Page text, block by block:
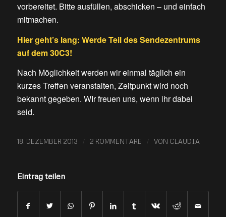
vorbereitet. Bitte ausfüllen, abschicken – und einfach
mitmachen.
Hier geht’s lang: Werde Teil des Sendezentrums
auf dem 30C3!
Nach Möglichkeit werden wir einmal täglich ein
kurzes Treffen veranstalten, Zeitpunkt wird noch
bekannt gegeben. WIr freuen uns, wenn ihr dabei
seid.
18. DEZEMBER 2013 / 2 KOMMENTARE / VON CLAUDIA
Eintrag teilen